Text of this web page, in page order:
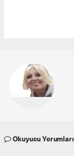
Okuyucu Yorumları